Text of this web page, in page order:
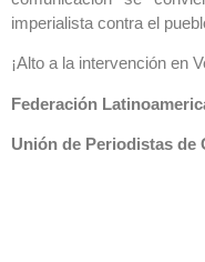
imperialista contra el
¡Alto a la intervención en
Federación
Unión de Periodistas de